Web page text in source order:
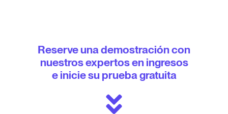
Reserve una demostración con
nuestros expertos en ingresos
e inicie su prueba gratuita